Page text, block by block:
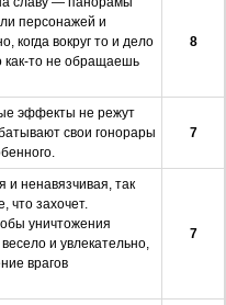
персонажей и
когда вокруг то и дело
как-то не обращаешь
8
эффекты не режут
свои гонорары
7
и ненавязчивая, так
что захочет.
уничтожения
и увлекательно,
врагов
7